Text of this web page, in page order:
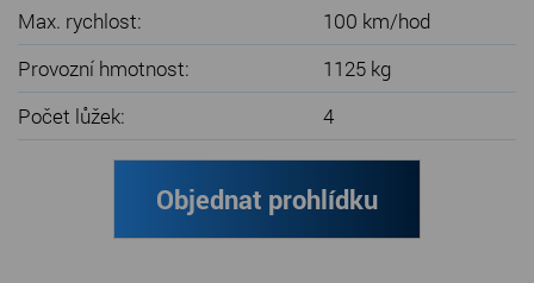
Max. rychlost:
100 km/hod
Provozní hmotnost:
1125 kg
Počet lůžek:
4
Objednat prohlídku